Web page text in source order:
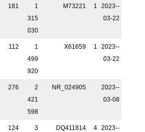
181
1
315
030
M73221 1
2023-­
03-22
112
1
499
920
X61659 1
2023-­
03-22
276
2
421
598
NR_024905
2023-­
03-08
124
3
DQ411814 4
2023-­